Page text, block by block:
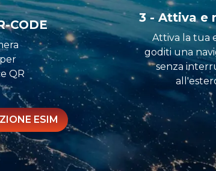
CODE
QR
3 - Attiva e
Attiva la tua
goditi una
senza
ESIM